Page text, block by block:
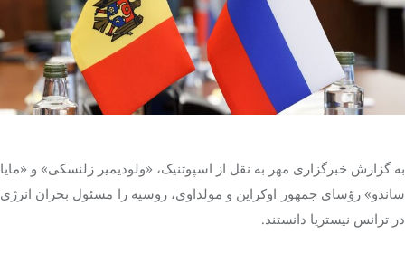
تک کده
پایگاه خبری آبان
به گزارش خبرگزاری مهر به نقل از اسپوتنیک، «ولودیمیر زلنسکی» و «مایا
ساندو» رؤسای جمهور اوکراین و مولداوی، روسیه را مسئول بحران انرژی
در ترانس نیستریا دانستند.